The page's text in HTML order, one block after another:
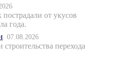
от укусов
года.
07.08.2026
перехода